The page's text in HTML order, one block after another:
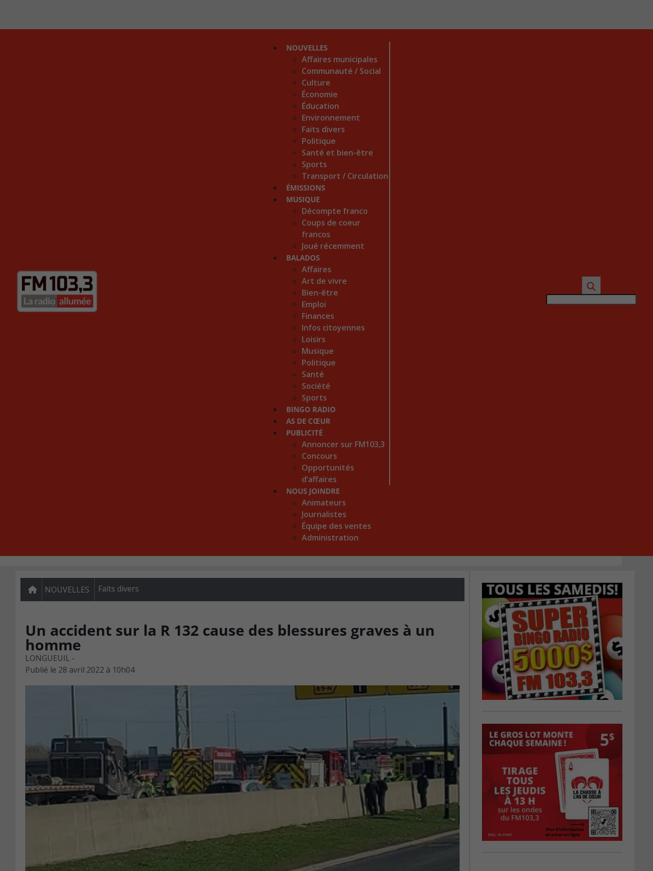
NOUVELLES
Affaires municipales
Communauté / Social
Culture
Économie
Éducation
Environnement
Faits divers
Politique
Santé et bien-être
Sports
Transport / Circulation
ÉMISSIONS
MUSIQUE
Décompte franco
Coups de coeur
francos
Joué récemment
BALADOS
Affaires
Art de vivre
Bien-être
Emploi
Finances
Infos citoyennes
Loisirs
Musique
Politique
Santé
Société
Sports
BINGO RADIO
AS DE CŒUR
PUBLICITÉ
Annoncer sur FM103,3
Concours
Opportunités
d’affaires
NOUS JOINDRE
Animateurs
Journalistes
Équipe des ventes
Administration
NOUVELLES Faits divers
Un accident sur la R 132 cause des blessures graves à un
homme
LONGUEUIL -
Publié le 28 avril 2022 à 10h04